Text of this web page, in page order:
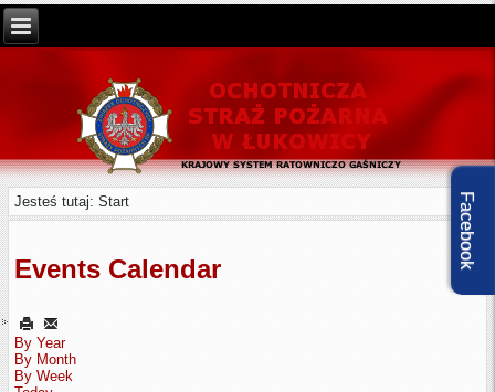
Jesteś tutaj:Start
Events Calendar
By Year
By Month
By Week
Facebook